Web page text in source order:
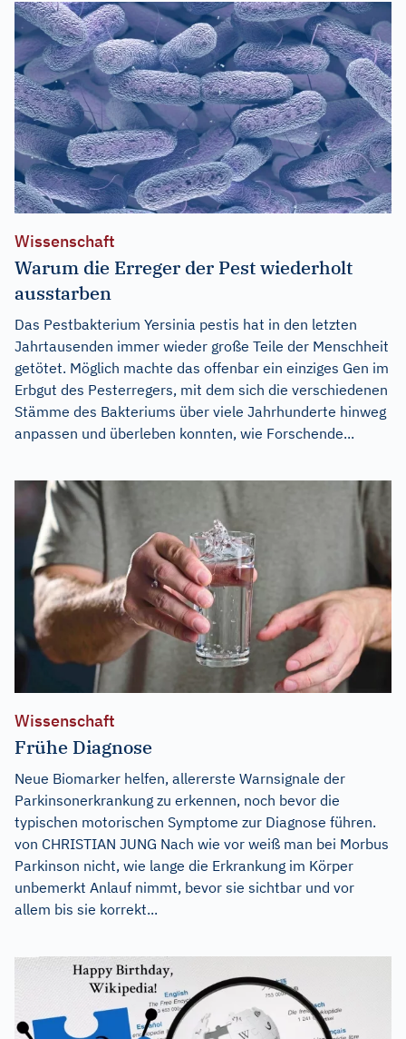
Wissenschaft
Warum die Erreger der Pest wiederholt
ausstarben
Das Pestbakterium Yersinia pestis hat in den letzten
Jahrtausenden immer wieder große Teile der Menschheit
getötet. Möglich machte das offenbar ein einziges Gen im
Erbgut des Pesterregers, mit dem sich die verschiedenen
Stämme des Bakteriums über viele Jahrhunderte hinweg
anpassen und überleben konnten, wie Forschende...
Wissenschaft
Frühe Diagnose
Neue Biomarker helfen, allererste Warnsignale der
Parkinsonerkrankung zu erkennen, noch bevor die
typischen motorischen Symptome zur Diagnose führen.
von CHRISTIAN JUNG Nach wie vor weiß man bei Morbus
Parkinson nicht, wie lange die Erkrankung im Körper
unbemerkt Anlauf nimmt, bevor sie sichtbar und vor
allem bis sie korrekt...